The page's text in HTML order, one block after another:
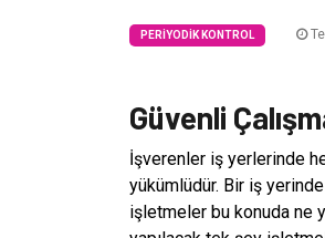
PERIYODIK KONTROL
Güvenli
İşverenler iş yerlerinde
yükümlüdür. Bir iş
işletmeler bu konuda ne